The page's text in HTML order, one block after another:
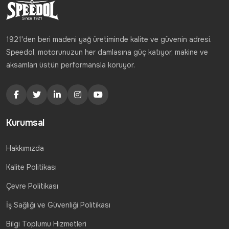
1921'den beri madeni yağ üretiminde kalite ve güvenin adresi.
Speedol, motorunuzun her damlasına güç katıyor, makine ve
aksamları üstün performansla koruyor.
Kurumsal
Hakkımızda
Kalite Politikası
Çevre Politikası
İş Sağlığı ve Güvenliği Politikası
Bilgi Toplumu Hizmetleri